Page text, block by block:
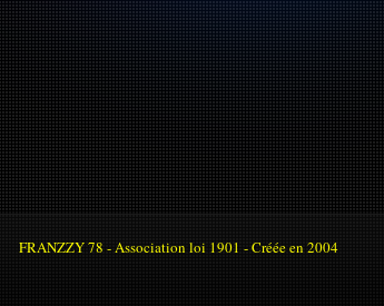
FRANZZY 78 - Association loi 1901 - Créée en 2004